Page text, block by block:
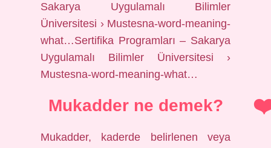
Sakarya Uygulamalı Bilimler
Üniversitesi › Mustesna-word-meaning-
what…Sertifika Programları – Sakarya
Uygulamalı Bilimler Üniversitesi ›
Mustesna-word-meaning-what…
Mukadder ne demek?
Mukadder, kaderde belirlenen veya